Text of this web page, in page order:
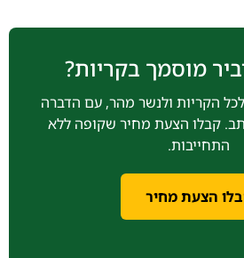
מוסמך בקריות?
הקריות ולנשר מהר, עם הדברה
קבלו הצעת מחיר שקופה ללא
התחייבות.
הצעת מחיר